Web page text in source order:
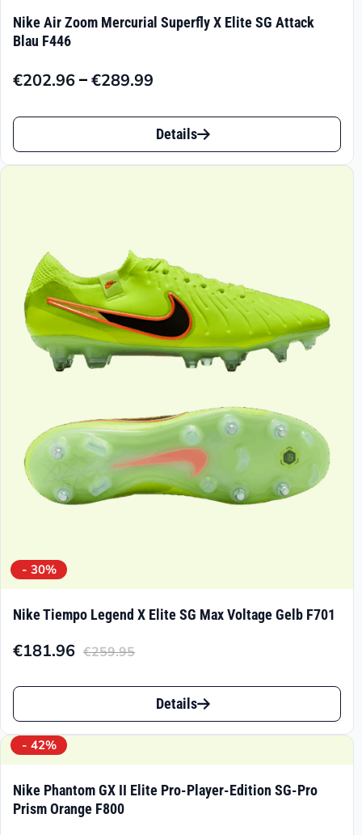
Nike Air Zoom Mercurial Superfly X Elite SG Attack
Blau F446
€202.96–€289.99
Preisspanne:
€289.99
Dieses
Produkt
auf.
Die
Optionen
können
Produktseite
gewählt
werden
Details
- 30%
Nike Tiempo Legend X Elite SG Max Voltage Gelb F701
€259.95
Ursprünglicher
Preis
€259.95
€181.96
Aktueller
Preis
€181.96.
Dieses
Produkt
weist
Varianten
Details
- 42%
Nike Phantom GX II Elite Pro-Player-Edition SG-Pro
Prism Orange F800